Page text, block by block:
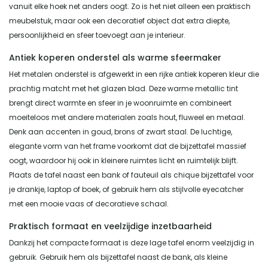
vanuit elke hoek net anders oogt. Zo is het niet alleen een praktisch
meubelstuk, maar ook een decoratief object dat extra diepte,
persoonlijkheid en sfeer toevoegt aan je interieur.
Antiek koperen onderstel als warme sfeermaker
Het metalen onderstel is afgewerkt in een rijke antiek koperen kleur die
prachtig matcht met het glazen blad. Deze warme metallic tint
brengt direct warmte en sfeer in je woonruimte en combineert
moeiteloos met andere materialen zoals hout, fluweel en metaal.
Denk aan accenten in goud, brons of zwart staal. De luchtige,
elegante vorm van het frame voorkomt dat de bijzettafel massief
oogt, waardoor hij ook in kleinere ruimtes licht en ruimtelijk blijft.
Plaats de tafel naast een bank of fauteuil als chique bijzettafel voor
je drankje, laptop of boek, of gebruik hem als stijlvolle eyecatcher
met een mooie vaas of decoratieve schaal.
Praktisch formaat en veelzijdige inzetbaarheid
Dankzij het compacte formaat is deze lage tafel enorm veelzijdig in
gebruik. Gebruik hem als bijzettafel naast de bank, als kleine